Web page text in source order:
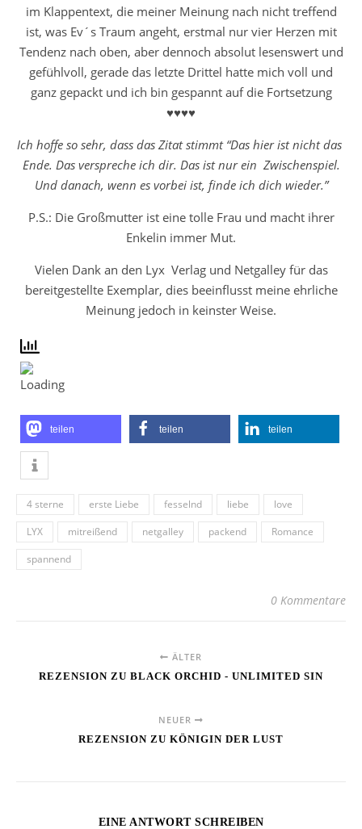
im Klappentext, die meiner Meinung nach nicht treffend
ist, was Ev´s Traum angeht, erstmal nur vier Herzen mit
Tendenz nach oben, aber dennoch absolut lesenswert und
gefühlvoll, gerade das letzte Drittel hatte mich voll und
ganz gepackt und ich bin gespannt auf die Fortsetzung
♥♥♥♥
Ich hoffe so sehr, dass das Zitat stimmt “Das hier ist nicht das
Ende. Das verspreche ich dir. Das ist nur ein Zwischenspiel.
Und danach, wenn es vorbei ist, finde ich dich wieder.”
P.S.: Die Großmutter ist eine tolle Frau und macht ihrer
Enkelin immer Mut.
Vielen Dank an den Lyx Verlag und Netgalley für das
bereitgestellte Exemplar, dies beeinflusst meine ehrliche
Meinung jedoch in keinster Weise.
teilen teilen teilen
4 sterne erste Liebe fesselnd liebe
love
LYX
mitreißend netgalley packend
Romance
spannend
0 Kommentare
ÄLTER
REZENSION ZU BLACK ORCHID - UNLIMITED SIN
NEUER
REZENSION ZU KÖNIGIN DER LUST
EINE ANTWORT SCHREIBEN